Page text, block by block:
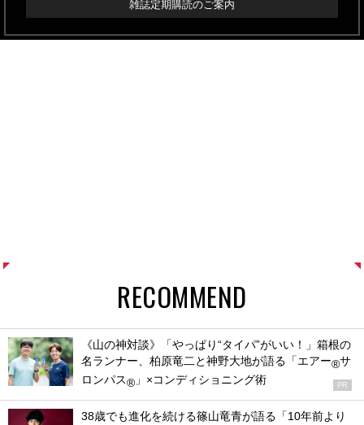
雑誌定期購読のご案内
RECOMMEND
《山の神対談》「やっぱり“タイパ”がいい！」箱根の
名ランナー、柏原竜二と神野大地が語る「エアー®サ
ロンパス® 」×コンディショニング術 PR
38歳でも進化を続ける篠山竜青が語る「10年前より